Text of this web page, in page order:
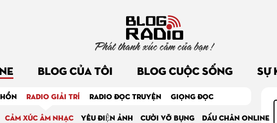
Phát thanh xúc cảm của bạn !
BLOG CỦA TÔI BLOG CUỘC SỐNG SỰ
RADIO GIẢI TRÍ
CẢM XÚC ÂM NHẠC YÊU ĐIỆN ẢNH CƯỜI VỠ BỤNG DẤU CHÂN ONLINE
RADIO ĐỌC TRUYỆN GIỌNG ĐỌC